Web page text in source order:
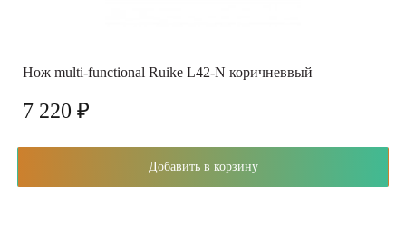
Нож multi-functional Ruike L42-N коричневвый
7 220 ₽
Добавить в корзину